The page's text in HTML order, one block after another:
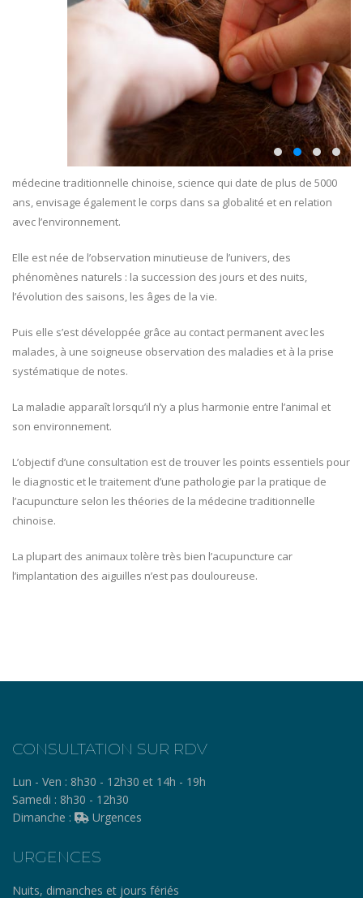
médecine traditionnelle chinoise, science qui date de plus de 5000
ans, envisage également le corps dans sa globalité et en relation
avec l’environnement.
Elle est née de l’observation minutieuse de l’univers, des
phénomènes naturels : la succession des jours et des nuits,
l’évolution des saisons, les âges de la vie.
Puis elle s’est développée grâce au contact permanent avec les
malades, à une soigneuse observation des maladies et à la prise
systématique de notes.
La maladie apparaît lorsqu’il n’y a plus harmonie entre l’animal et
son environnement.
L’objectif d’une consultation est de trouver les points essentiels pour
le diagnostic et le traitement d’une pathologie par la pratique de
l’acupuncture selon les théories de la médecine traditionnelle
chinoise.
La plupart des animaux tolère très bien l’acupuncture car
l’implantation des aiguilles n’est pas douloureuse.
CONSULTATION SUR RDV
Lun - Ven : 8h30 - 12h30 et 14h - 19h
Samedi : 8h30 - 12h30
Dimanche :
Urgences
URGENCES
Nuits, dimanches et jours fériés